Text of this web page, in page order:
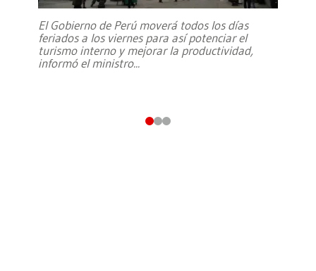
El Gobierno de Perú moverá todos los días
feriados a los viernes para así potenciar el
turismo interno y mejorar la productividad,
informó el ministro...